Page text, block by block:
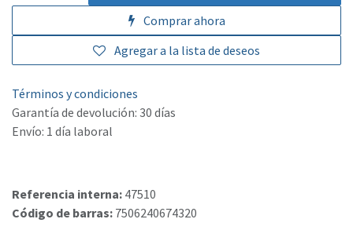
Comprar ahora
Agregar a la lista de deseos
Términos y condiciones
Garantía de devolución: 30 días
Envío: 1 día laboral
Referencia interna: 47510
Código de barras: 7506240674320